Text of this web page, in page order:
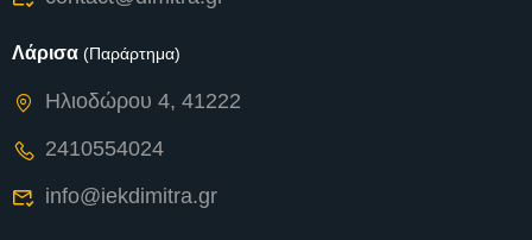
Λάρισα (Παράρτημα)
Ηλιοδώρου 4, 41222
2410554024
info@iekdimitra.gr